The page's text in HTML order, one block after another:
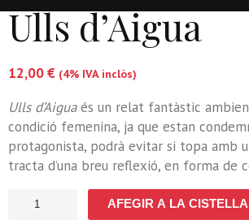
Ulls d’Aigua
12,00€ (4% IVA inclòs)
Ulls d’Aiguaés un relat fantàstic
condició femenina, ja que estan
protagonista, podrà evitar si topa amb
tracta d’una breu reflexió, en forma
quantitat
AFEGIR A LA CISTELLA